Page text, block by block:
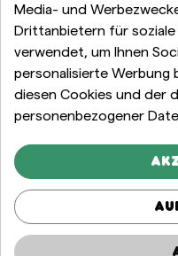
ALLE ANZEIGEN
Media- und
Drittanbietern für
verwendet, um Ihnen
personalisierte Werbung
diesen Cookies und der
personenbezogener